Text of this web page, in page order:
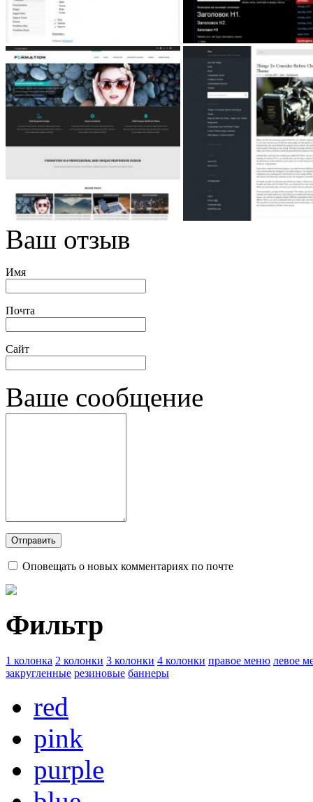
Ваш отзыв
Имя
Почта
Сайт
Ваше сообщение
Оповещать о новых комментариях по почте
Фильтр
1 колонка 2 колонки 3 колонки 4 колонки правое меню левое
закругленные резиновые баннеры
red
pink
purple